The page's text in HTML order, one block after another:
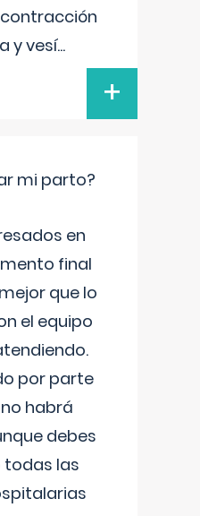
y vesí...
+
mi parto?
en
final
que lo
el equipo
por parte
habrá
debes
todas las